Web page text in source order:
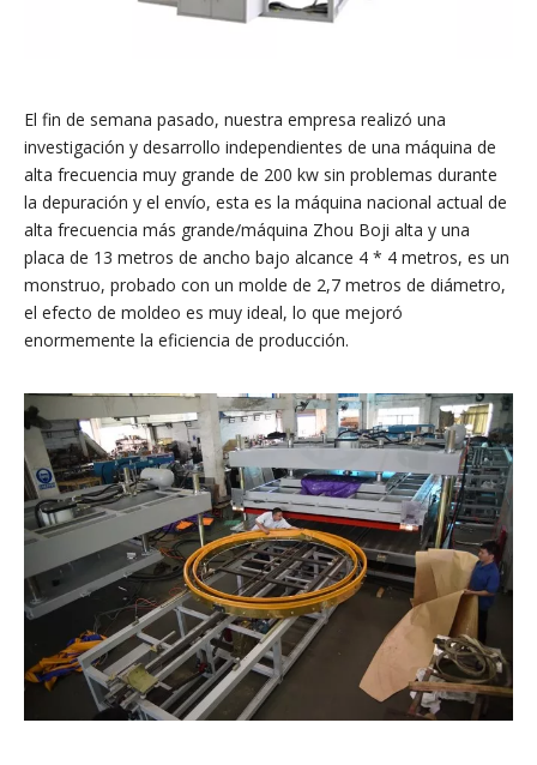
El fin de semana pasado, nuestra empresa realizó una
investigación y desarrollo independientes de una máquina de
alta frecuencia muy grande de 200 kw sin problemas durante
la depuración y el envío, esta es la máquina nacional actual de
alta frecuencia más grande/máquina Zhou Boji alta y una
placa de 13 metros de ancho bajo alcance 4 * 4 metros, es un
monstruo, probado con un molde de 2,7 metros de diámetro,
el efecto de moldeo es muy ideal, lo que mejoró
enormemente la eficiencia de producción.